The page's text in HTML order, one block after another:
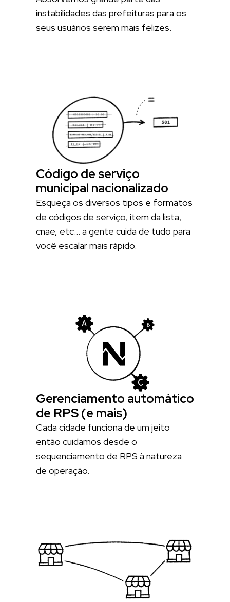
instabilidades das prefeituras para os
seus usuários serem mais felizes.
Código de serviço
municipal nacionalizado
Esqueça os diversos tipos e formatos
de códigos de serviço, item da lista,
cnae, etc… a gente cuida de tudo para
você escalar mais rápido.
Gerenciamento automático
de RPS (e mais)
Cada cidade funciona de um jeito
então cuidamos desde o
sequenciamento de RPS à natureza
de operação.